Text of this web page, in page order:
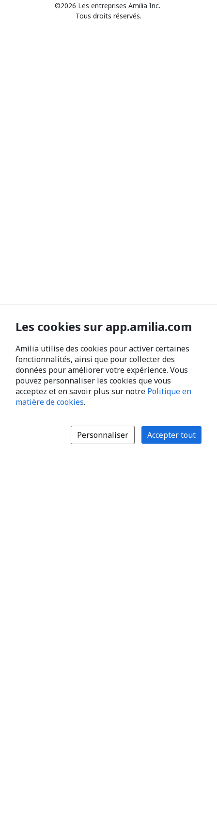
©2026 Les entreprises Amilia Inc.
Tous droits réservés.
Les cookies sur app.amilia.com
Amilia utilise des cookies pour activer certaines
fonctionnalités, ainsi que pour collecter des
données pour améliorer votre expérience. Vous
pouvez personnaliser les cookies que vous
acceptez et en savoir plus sur notre Politique en
matière de cookies.
Personnaliser Accepter tout